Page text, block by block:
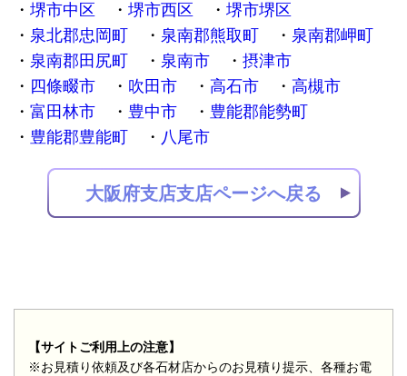
堺市中区
堺市西区
堺市堺区
泉北郡忠岡町
泉南郡熊取町
泉南郡岬町
泉南郡田尻町
泉南市
摂津市
四條畷市
吹田市 高石市
高槻市
富田林市
豊中市
豊能郡能勢町
豊能郡豊能町
八尾市
大阪府支店支店ページへ戻る
【サイトご利用上の注意】
※お見積り依頼及び各石材店からのお見積り提示、各種お電